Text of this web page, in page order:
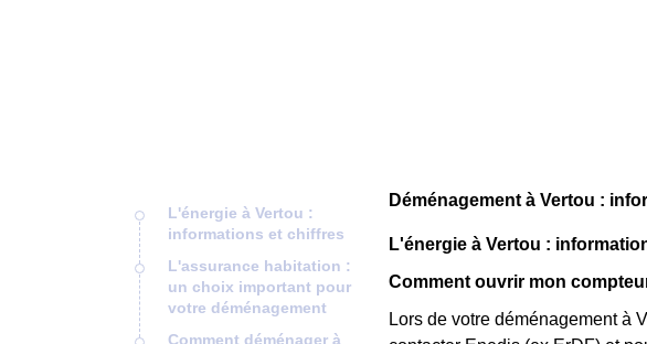
L'énergie à Vertou :
informations et chiffres
L'assurance habitation :
un choix important pour
votre déménagement
Comment déménager à
Déménagement à Vertou :
L'énergie à Vertou :
Comment ouvrir mon
Lors de votre déménagement à